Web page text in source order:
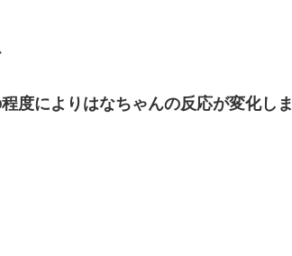
度によりはなちゃんの反応が変化しま